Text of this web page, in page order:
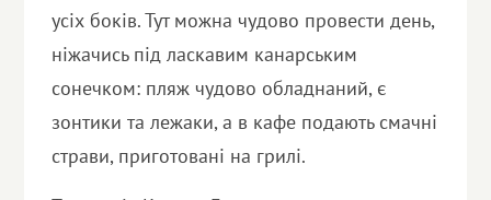
усіх боків. Тут можна чудово провести день,
ніжачись під ласкавим канарським
сонечком: пляж чудово обладнаний, є
зонтики та лежаки, а в кафе подають смачні
страви, приготовані на грилі.